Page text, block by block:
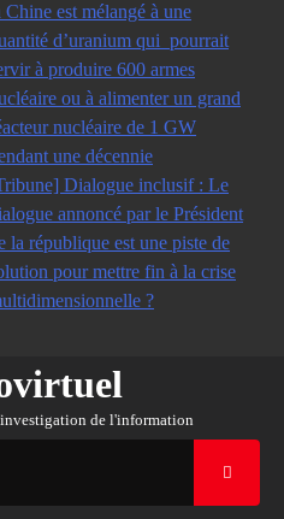
Chine est mélangé à une
d’uranium qui pourrait
à produire 600 armes
ou à alimenter un grand
nucléaire de 1 GW
une décennie
Dialogue inclusif : Le
annoncé par le Président
la république est une piste de
pour mettre fin à la crise
?
de l'information